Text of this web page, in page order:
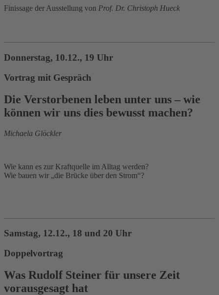
Finissage der Ausstellung von Prof. Dr. Christoph Hueck
Donnerstag, 10.12., 19 Uhr
Vortrag mit Gespräch
Die Verstorbenen leben unter uns – wie
können wir uns dies bewusst machen?
Michaela Glöckler
Wie kann es zur Kraftquelle im Alltag werden?
Wie bauen wir „die Brücke über den Strom“?
Samstag, 12.12., 18 und 20 Uhr
Doppelvortrag
Was Rudolf Steiner für unsere Zeit
vorausgesagt hat